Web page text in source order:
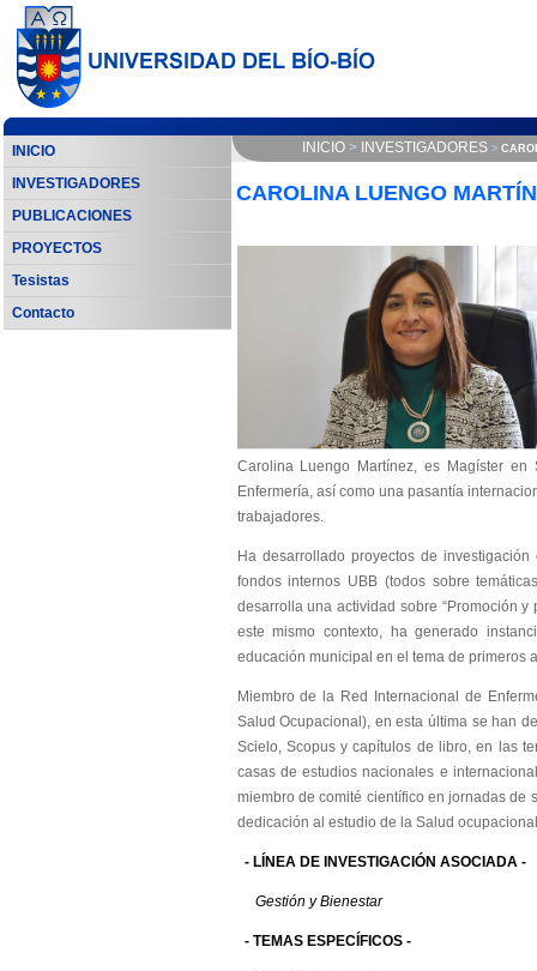
INICIO
INVESTIGADORES
PUBLICACIONES
PROYECTOS
Tesistas
Contacto
INICIO > INVESTIGADORES >
CAROLINA LUENGO
Carolina Luengo Martínez, es Magíster
Enfermería, así como una pasantía
trabajadores.
Ha desarrollado proyectos de
fondos internos UBB (todos sobre
desarrolla una actividad sobre “Promoción
este mismo contexto, ha generado
educación municipal en el tema de primeros
Miembro de la Red Internacional de
Salud Ocupacional), en esta última se han
Scielo, Scopus y capítulos de libro, en las
casas de estudios nacionales e
miembro de comité científico en jornadas
dedicación al estudio de la Salud
- LÍNEA DE INVESTIGACIÓN ASOCIADA -
Gestión y Bienestar
- TEMAS ESPECÍFICOS -